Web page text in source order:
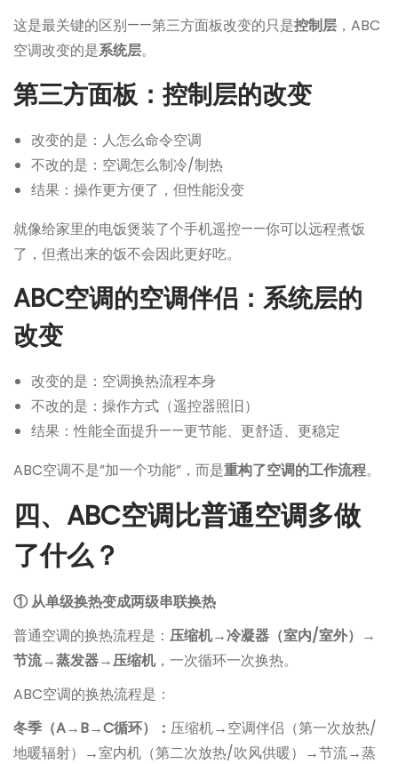
这是最关键的区别——第三方面板改变的只是控制层 ，ABC
空调改变的是系统层。
第三方面板：控制层的改变
改变的是：人怎么命令空调
不改的是：空调怎么制冷/制热
结果：操作更方便了，但性能没变
就像给家里的电饭煲装了个手机遥控——你可以远程煮饭
了，但煮出来的饭不会因此更好吃。
ABC空调的空调伴侣：系统层的
改变
改变的是：空调换热流程本身
不改的是：操作方式（遥控器照旧）
结果：性能全面提升——更节能、更舒适、更稳定
ABC空调不是”加一个功能”，而是重构了空调的工作流程。
四、ABC空调比普通空调多做
了什么？
① 从单级换热变成两级串联换热
普通空调的换热流程是： 压缩机→冷凝器（室内/室外）→
节流→蒸发器→压缩机，一次循环一次换热。
ABC空调的换热流程是：
冬季（A→B→C循环）： 压缩机→空调伴侣（第一次放热/
地暖辐射）→室内机（第二次放热/吹风供暖）→节流→蒸